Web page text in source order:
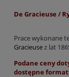
De Gracieuse /
Prace wykonane
Gracieuse z lat
Podane ceny
dostępne